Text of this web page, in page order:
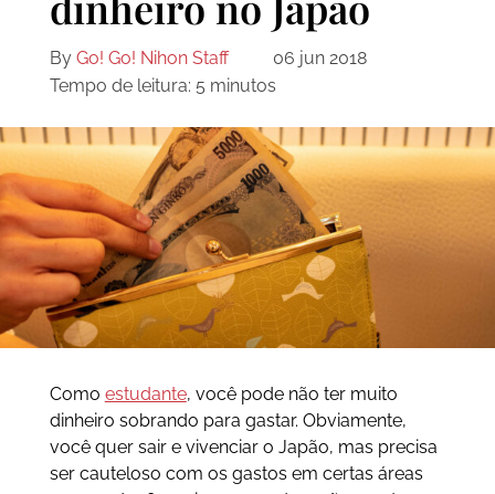
By Go! Go! Nihon Staff
06 jun 2018
Tempo de leitura: 5 minutos
Como estudante, você pode não ter muito
dinheiro sobrando para gastar. Obviamente,
você quer sair e vivenciar o Japão, mas precisa
ser cauteloso com os gastos em certas áreas